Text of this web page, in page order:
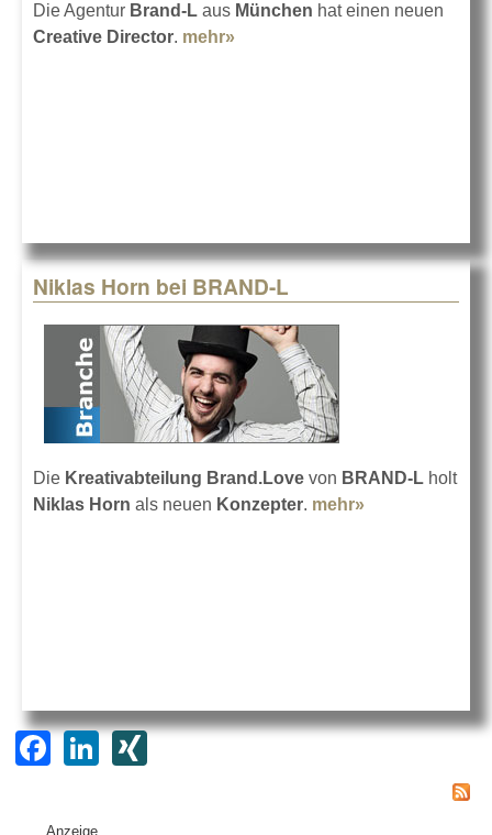
Die Agentur Brand-L aus München hat einen neuen
Creative Director. mehr»
Niklas Horn bei BRAND-L
Die Kreativabteilung Brand.Love von BRAND-L holt
Niklas Horn als neuen Konzepter. mehr»
F
c
Li XI
Anzeige